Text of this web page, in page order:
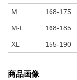
M 168-175
M-L 168-185
XL 155-190
商品画像